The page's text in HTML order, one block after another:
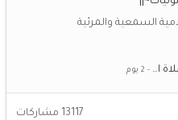
السمعية والمرئية
ا…
13117 مشاركات